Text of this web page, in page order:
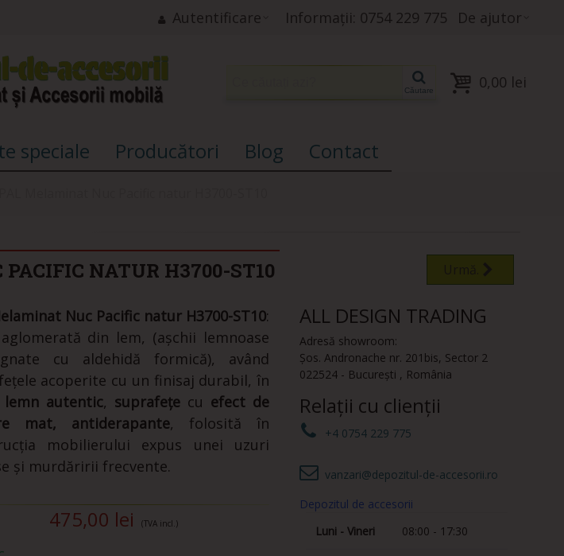
Autentificare Informații: 0754 229 775 De ajutor
Căutare 0,00 lei
speciale Producători Blog Contact
NATUR H3700-ST10
Nuc Pacific natur H3700-ST10:
aglomerată din lem, (așchii lemnoase
cu aldehidă formică), având
acoperite cu un finisaj durabil, în
lemn autentic, suprafețecu efect de
mat, antiderapante, folosită în
mobilierului expus unei uzuri
și murdăririi frecvente.
475,00 lei (TVA incl.)
ALL DESIGN TRADING
Adresă showroom:
Șos. Andronache nr. 201bis, Sector 2
022524- București , România
Relații cu clienții
+4 0754 229 775
vanzari@depozitul-de-accesorii.ro
Depozitul de accesorii
Luni - Vineri
08:00 - 17:30